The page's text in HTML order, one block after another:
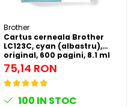
Brother
Cartus cerneala Brother
LC123C, cyan (albastru),
original, 600 pagini, 8.1 ml
75,14 RON
100 IN STOC